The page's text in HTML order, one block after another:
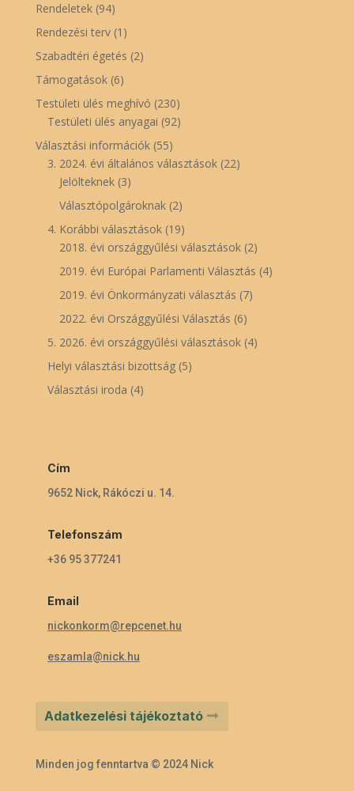
Rendeletek(94)
Rendezési terv(1)
Szabadtéri égetés (2)
Támogatások(6)
Testületi ülés meghívó (230)
Testületi ülés anyagai (92)
Választási információk(55)
3. 2024. évi általános választások(22)
Jelölteknek(3)
Választópolgároknak(2)
4. Korábbi választások(19)
2018. évi országgyűlési választások(2)
2019. évi Európai Parlamenti Választás (4)
2019. évi Önkormányzati választás (7)
2022. évi Országgyűlési Választás (6)
5. 2026. évi országgyűlési választások(4)
Helyi választási bizottság(5)
Választási iroda (4)
Cím
9652 Nick, Rákóczi u. 14.
Telefonszám
+36 95 377241
Email
nickonkorm@repcenet.hu
eszamla@nick.hu
Adatkezelési tájékoztató
Minden jog fenntartva © 2024 Nick